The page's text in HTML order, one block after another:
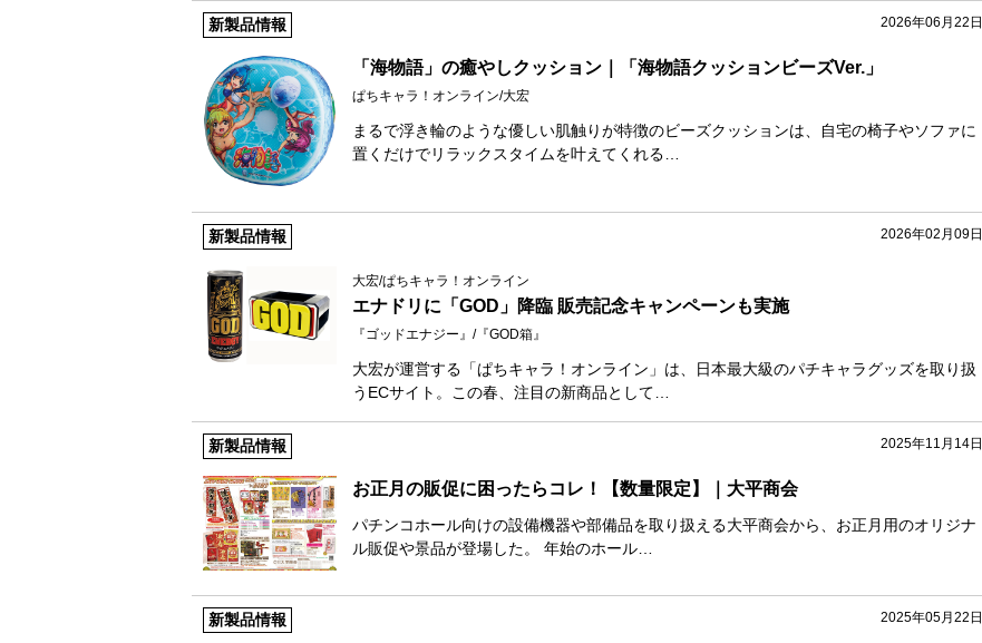
2026年06月22日
新製品情報
「海物語」の癒やしクッション｜「海物語クッションビーズVer.」
ぱちキャラ！オンライン/大宏
まるで浮き輪のような優しい肌触りが特徴のビーズクッションは、自宅の椅子やソファに
置くだけでリラックスタイムを叶えてくれる…
2026年02月09日
新製品情報
大宏/ぱちキャラ！オンライン
エナドリに「GOD」降臨 販売記念キャンペーンも実施
『ゴッドエナジー』/『GOD箱』
大宏が運営する「ぱちキャラ！オンライン」は、日本最大級のパチキャラグッズを取り扱
うECサイト。この春、注目の新商品として…
2025年11月14日
新製品情報
お正月の販促に困ったらコレ！【数量限定】｜大平商会
パチンコホール向けの設備機器や部備品を取り扱える大平商会から、お正月用のオリジナ
ル販促や景品が登場した。 年始のホール…
2025年05月22日
新製品情報